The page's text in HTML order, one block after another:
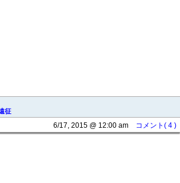
征
6/17, 2015 @ 12:00 am コメント( 4 )